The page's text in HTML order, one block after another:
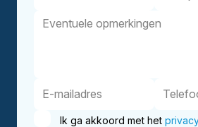
Ik ga akkoord met het